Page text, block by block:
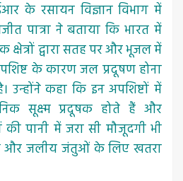
के रसायन विज्ञान विभाग में
पात्रा ने बताया कि भारत में
द्वारा सतह पर और भूजल में
के कारण जल प्रदूषण होना
उन्होंने कहा कि इन अपशिष्टों में
सूक्ष्म प्रदूषक होते हैं और
की पानी में जरा सी मौजूदगी भी
और जलीय जंतुओं के लिए खतरा